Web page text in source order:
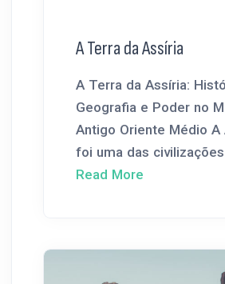
A Terra da Assíria
A Terra da Assíria:
Geografia e Poder no
Antigo Oriente Médio A
foi uma das
Read More